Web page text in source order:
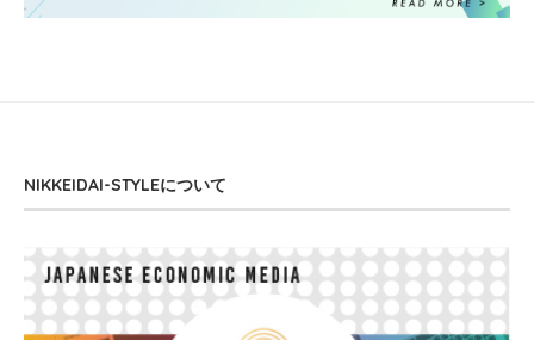
NIKKEIDAI-STYLEについて